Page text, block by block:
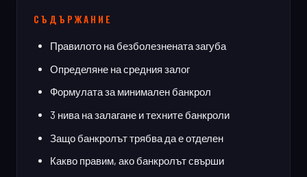
СЪДЪРЖАНИЕ
Правилото на безболезнената загуба
Определяне на средния залог
Формулата за минимален банкрол
3 нива на залагане и техните банкроли
Защо банкролът трябва да е отделен
Какво правим, ако банкролът свърши